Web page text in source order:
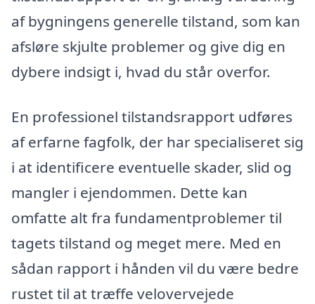
af bygningens generelle tilstand, som kan
afsløre skjulte problemer og give dig en
dybere indsigt i, hvad du står overfor.
En professionel tilstandsrapport udføres
af erfarne fagfolk, der har specialiseret sig
i at identificere eventuelle skader, slid og
mangler i ejendommen. Dette kan
omfatte alt fra fundamentproblemer til
tagets tilstand og meget mere. Med en
sådan rapport i hånden vil du være bedre
rustet til at træffe velovervejede